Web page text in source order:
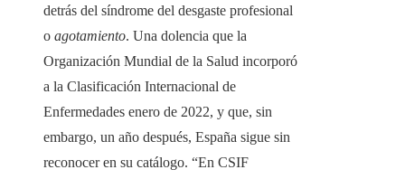
detrás del síndrome del desgaste profesional
o agotamiento. Una dolencia que la
Organización Mundial de la Salud incorporó
a la Clasificación Internacional de
Enfermedades enero de 2022, y que, sin
embargo, un año después, España sigue sin
reconocer en su catálogo. “En CSIF